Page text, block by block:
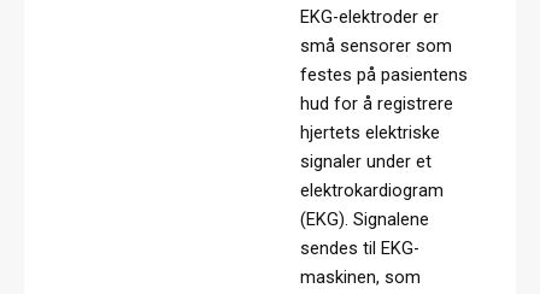
EKG-elektroder er
små sensorer som
festes på pasientens
hud for å registrere
hjertets elektriske
signaler under et
elektrokardiogram
(EKG). Signalene
sendes til EKG-
maskinen, som